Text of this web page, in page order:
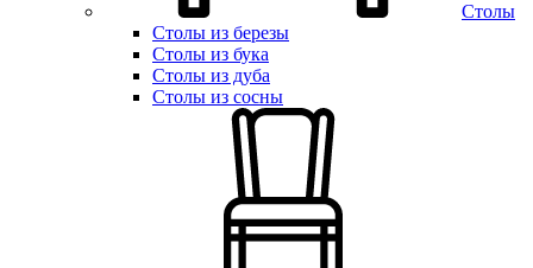
Столы
Столы из березы
Столы из бука
Столы из дуба
Столы из сосны